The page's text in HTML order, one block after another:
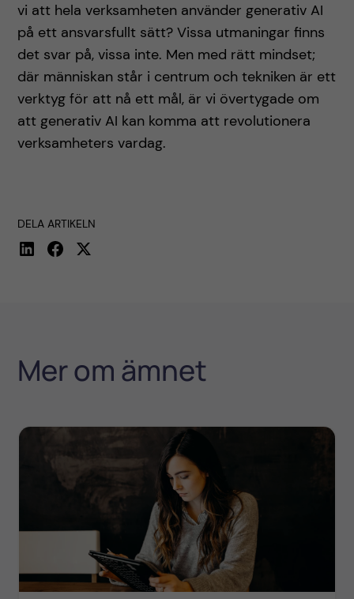
vi att hela verksamheten använder generativ AI
på ett ansvarsfullt sätt? Vissa utmaningar finns
det svar på, vissa inte. Men med rätt mindset;
där människan står i centrum och tekniken är ett
verktyg för att nå ett mål, är vi övertygade om
att generativ AI kan komma att revolutionera
verksamheters vardag.
DELA ARTIKELN
Mer om ämnet